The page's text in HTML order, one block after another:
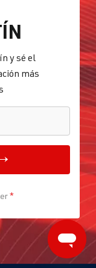
y sé el
más
*